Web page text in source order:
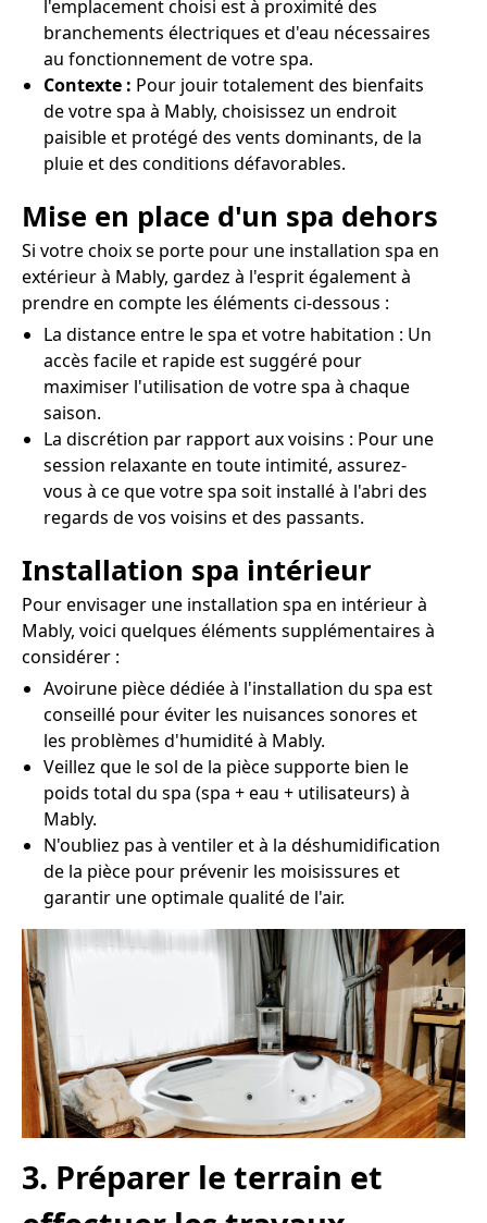
l'emplacement choisi est à proximité des
branchements électriques et d'eau nécessaires
au fonctionnement de votre spa.
Contexte : Pour jouir totalement des bienfaits
de votre spa à Mably, choisissez un endroit
paisible et protégé des vents dominants, de la
pluie et des conditions défavorables.
Mise en place d'un spa dehors
Si votre choix se porte pour une installation spa en
extérieur à Mably, gardez à l'esprit également à
prendre en compte les éléments ci-dessous :
La distance entre le spa et votre habitation : Un
accès facile et rapide est suggéré pour
maximiser l'utilisation de votre spa à chaque
saison.
La discrétion par rapport aux voisins : Pour une
session relaxante en toute intimité, assurez-
vous à ce que votre spa soit installé à l'abri des
regards de vos voisins et des passants.
Installation spa intérieur
Pour envisager une installation spa en intérieur à
Mably, voici quelques éléments supplémentaires à
considérer :
Avoirune pièce dédiée à l'installation du spa est
conseillé pour éviter les nuisances sonores et
les problèmes d'humidité à Mably.
Veillez que le sol de la pièce supporte bien le
poids total du spa (spa + eau + utilisateurs) à
Mably.
N'oubliez pas à ventiler et à la déshumidification
de la pièce pour prévenir les moisissures et
garantir une optimale qualité de l'air.
3. Préparer le terrain et